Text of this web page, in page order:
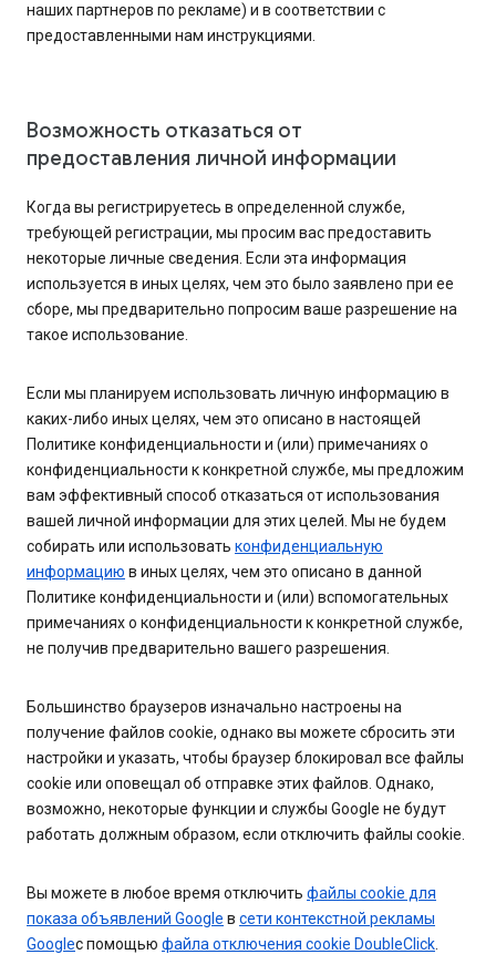
наших партнеров по рекламе) и в соответствии с
предоставленными нам инструкциями.
Возможность отказаться от
предоставления личной информации
Когда вы регистрируетесь в определенной службе,
требующей регистрации, мы просим вас предоставить
некоторые личные сведения. Если эта информация
используется в иных целях, чем это было заявлено при ее
сборе, мы предварительно попросим ваше разрешение на
такое использование.
Если мы планируем использовать личную информацию в
каких-либо иных целях, чем это описано в настоящей
Политике конфиденциальности и (или) примечаниях о
конфиденциальности к конкретной службе, мы предложим
вам эффективный способ отказаться от использования
вашей личной информации для этих целей. Мы не будем
собирать или использовать конфиденциальную
информацию в иных целях, чем это описано в данной
Политике конфиденциальности и (или) вспомогательных
примечаниях о конфиденциальности к конкретной службе,
не получив предварительно вашего разрешения.
Большинство браузеров изначально настроены на
получение файлов cookie, однако вы можете сбросить эти
настройки и указать, чтобы браузер блокировал все файлы
cookie или оповещал об отправке этих файлов. Однако,
возможно, некоторые функции и службы Google не будут
работать должным образом, если отключить файлы cookie.
Вы можете в любое время отключить файлы cookie для
показа объявлений Google в сети контекстной рекламы
Googleс помощью файла отключения cookie DoubleClick